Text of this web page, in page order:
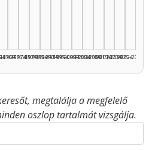
1970–1974
1975–1979
1980–1984
1985–1989
1990–1994
1995–1999
2000–2004
2005–2009
2010–2014
2015–2019
2020–2024
2025–2026
megtalálja a megfelelő
oszlop tartalmát vizsgálja.